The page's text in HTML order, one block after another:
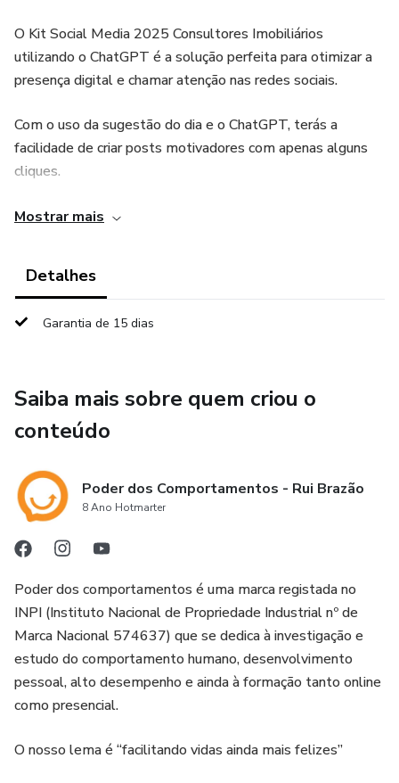
O Kit Social Media 2025 Consultores Imobiliários
utilizando o ChatGPT é a solução perfeita para otimizar a
presença digital e chamar atenção nas redes sociais.
Com o uso da sugestão do dia e o ChatGPT, terás a
facilidade de criar posts motivadores com apenas alguns
cliques.
Calendário de Conteúdos para 2025 com 50 tipos
estrategicamente para cada dia do ano e ainda 1100 ideias
Com mais de 1 post diferente para cada dia do ano, nunca
mais vais precisar de te preocupar em encontrar ideias de
publicações.
Transforma a tua presença digital utilizando o ChatGPT e
destaca-te no mundo digital.
Tudo o que precisas para que reparem em ti!
Acabou-se de vez a dor de cabeça de não saberes o que
vais publicar e sentires que tens estar presente nas redes
socias e ainda vais conseguir vencer o algoritmo do
Instagram e do Facebook!
Este Kit Social Media Líderes vem com 1 Calendário de
Conteúdos 2025 e ainda 7 ferramentas que vão fazer a
Mostrar mais
Detalhes
Garantia de 15 dias
Saiba mais sobre quem criou o
conteúdo
Poder dos Comportamentos - Rui Brazão
8 Ano Hotmarter
​​Poder dos comportamentos é uma marca registada no
INPI (Instituto Nacional de Propriedade Industrial nº de
Marca Nacional 574637) que se dedica à investigação e
estudo do comportamento humano, desenvolvimento
pessoal, alto desempenho e ainda à formação tanto online
como presencial.
O nosso lema é “facilitando vidas ainda mais felizes”